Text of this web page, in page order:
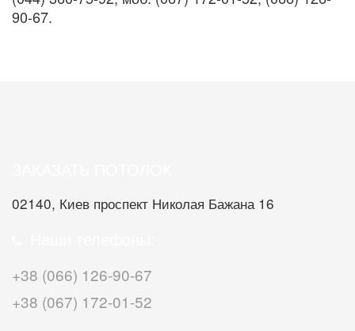
90-67.
02140, Киев проспект Николая Бажана 16
+38 (066) 126-90-67
+38 (067) 172-01-52